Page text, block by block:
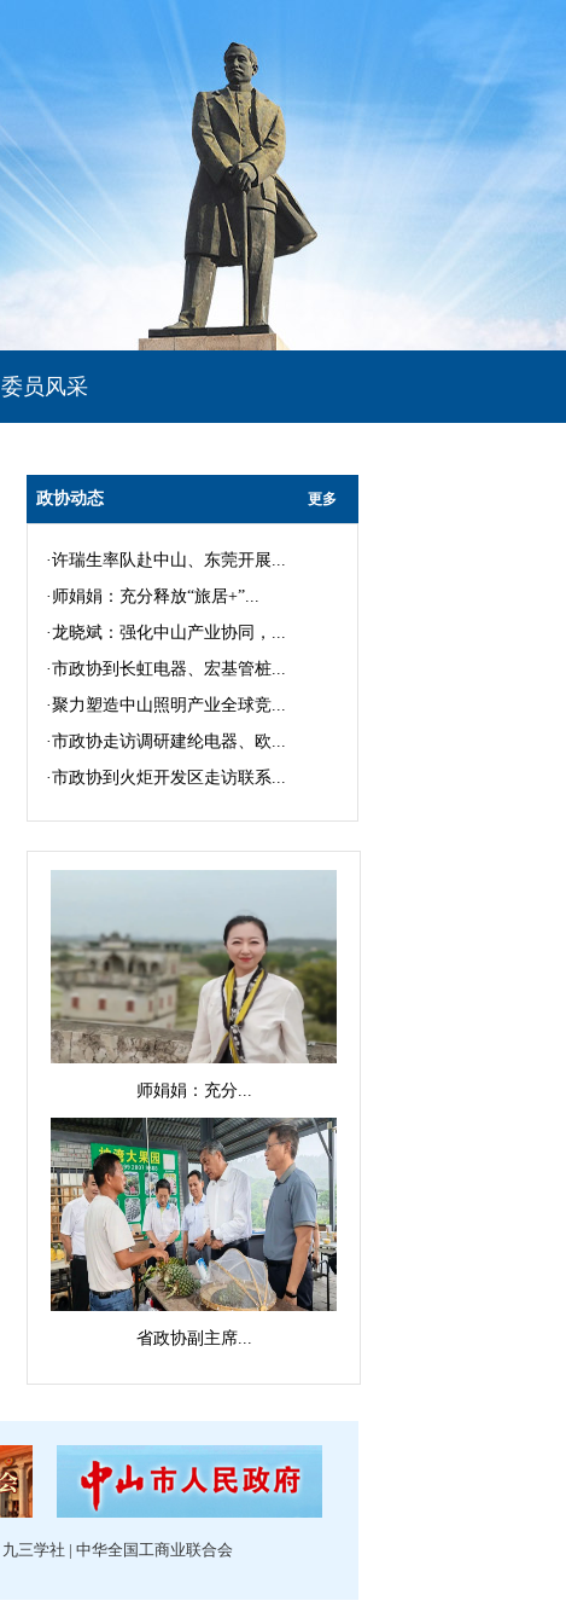
委员风采
政协动态 更多
·许瑞生率队赴中山、东莞开展...
· 师娟娟：充分释放“旅居+”...
·龙晓斌：强化中山产业协同，...
·市政协到长虹电器、宏基管桩...
·聚力塑造中山照明产业全球竞...
·市政协走访调研建纶电器、欧...
·市政协到火炬开发区走访联系...
师娟娟：充分...
省政协副主席...
九三学社 | 中华全国工商业联合会